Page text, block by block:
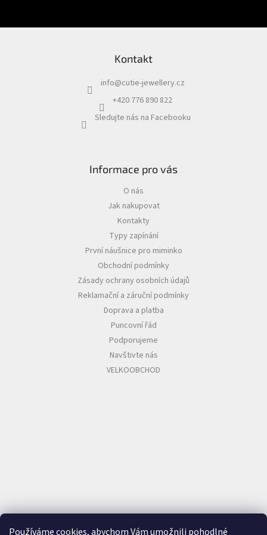
Používáme cookies, abychom Vám umožnili pohodlné
Kontakt
info@cutie-jewellery.cz
+420 776 890 822
Sledujte nás na Facebooku
Informace pro vás
O nás
Jak nakupovat
Kontakty
Typy zapínání
První náušnice pro miminko
Obchodní podmínky
Zásady ochrany osobních údajů
Reklamační a záruční podmínky
Doprava a platba
Puncovní řád
Podporujeme
Navštivte nás
VELKOOBCHOD